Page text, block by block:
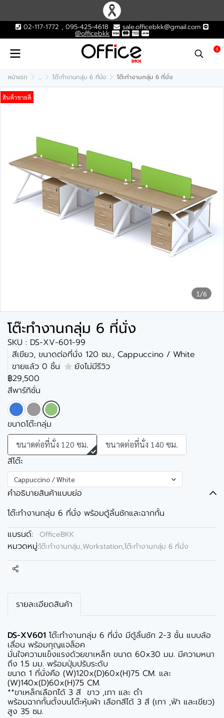
02-117-1772 , 095-425-4618 sale.officebkk@gmail.com
@officebkk
0
หน้าแรก ... โต๊ะทำงานกลุ่ม 6 ที่นั่ง โต๊ะทำงานกลุ่ม 6 ที่นั่ง
1/6
สินค้าขายดี
โต๊ะทำงานกลุ่ม 6 ที่นั่ง
SKU : DS-XV-601-99
สีเขียว, ขนาดต่อที่นั่ง 120 ซม., Cappuccino / White
ขายแล้ว 0 ชิ้น
ยังไม่มีรีวิว
฿29,500
สีพาร์ทิชั่น
ขนาดโต๊ะกลุ่ม
ขนาดต่อที่นั่ง 120 ซม. ขนาดต่อที่นั่ง 140 ซม.
สีโต๊ะ
Cappuccino / White
คำอธิบายสินค้าแบบย่อ
โต๊ะทำงานกลุ่ม 6 ที่นั่ง พร้อมตู้ลิ้นชักและฉากกั้น
แบรนด์:
OfficeBKK
หมวดหมู่:โต๊ะทำงานกลุ่ม,Workstation,โต๊ะทำงานกลุ่ม 6 ที่นั่ง
แชร์
รายละเอียดสินค้า
DS-XV601 โต๊ะทำงานกลุ่ม 6 ที่นั่ง มีตู้ลิ้นชัก 2-3 ชั้น แบบล้อ
เลื่อน พร้อมกุญแจล็อค
มั่นใจความแข็งแรงด้วยขาเหล็ก ขนาด 60x30 มม. มีความหนา
ถึง 1.5 มม. พร้อมปุ่มปรับระดับ
ขนาด 1 ที่นั่งคือ (W)120x(D)60x(H)75 CM. และ
(W)140x(D)60x(H)75 CM.
**ขาเหล็กเลือกได้ 3 สี ขาว ,เทา และ ดำ
พร้อมฉากกั้นตั้งบนโต๊ะหุ้มผ้า เลือกสีได้ 3 สี (เทา ,ฟ้า และเขียว)
สูง 35 ซม.